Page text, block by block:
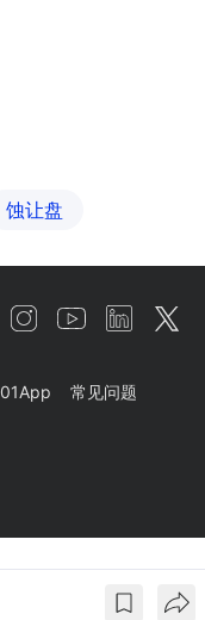
蚀让盘
01App 常见问题